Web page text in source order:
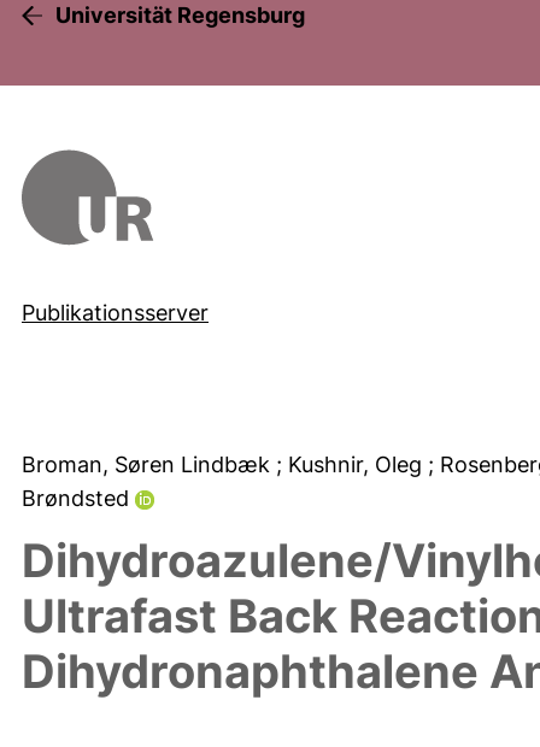
Universität Regensburg
Publikationsserver
Broman, Søren Lindbæk ; Kushnir, Oleg ;
Brøndsted
Dihydroazulene/
Ultrafast Back
Dihydronaphthalene